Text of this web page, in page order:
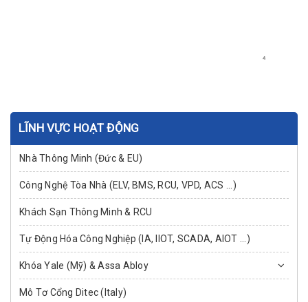
LĨNH VỰC HOẠT ĐỘNG
Nhà Thông Minh (Đức & EU)
Công Nghệ Tòa Nhà (ELV, BMS, RCU, VPD, ACS ...)
Khách Sạn Thông Minh & RCU
Tự Động Hóa Công Nghiệp (IA, IIOT, SCADA, AIOT ...)
Khóa Yale (Mỹ) & Assa Abloy
Mô Tơ Cổng Ditec (Italy)